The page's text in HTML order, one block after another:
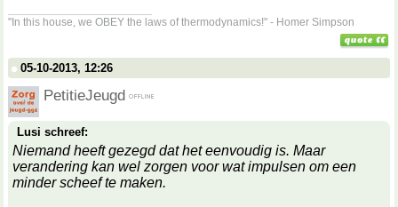
"In this house, we OBEY the laws of thermodynamics!" - Homer Simpson
05-10-2013, 12:26
PetitieJeugd
Lusi schreef:
Niemand heeft gezegd dat het eenvoudig is. Maar
verandering kan wel zorgen voor wat impulsen om een
minder scheef te maken.